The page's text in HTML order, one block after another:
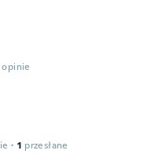
opinie
· 1 przesłane